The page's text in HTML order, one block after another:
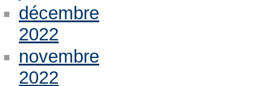
décembre
2022
novembre
2022